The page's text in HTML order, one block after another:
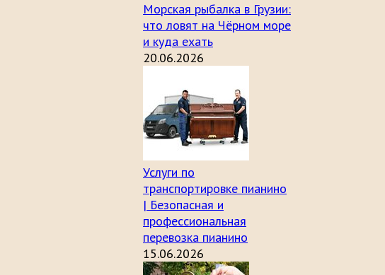
Морская рыбалка в Грузии:
что ловят на Чёрном море
и куда ехать
20.06.2026
Услуги по
транспортировке пианино
| Безопасная и
профессиональная
перевозка пианино
15.06.2026